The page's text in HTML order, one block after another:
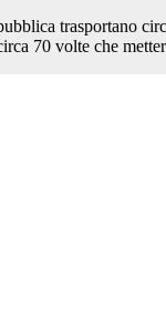
trasportano
70 volte che